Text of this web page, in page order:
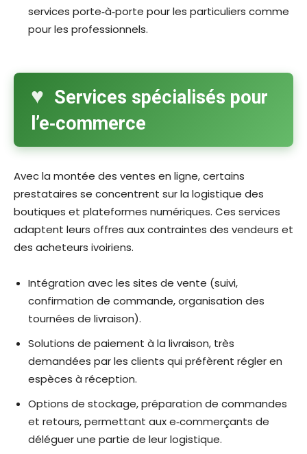
services porte‑à‑porte pour les particuliers comme
pour les professionnels.​
Services spécialisés pour
l’e‑commerce
Avec la montée des ventes en ligne, certains
prestataires se concentrent sur la logistique des
boutiques et plateformes numériques. Ces services
adaptent leurs offres aux contraintes des vendeurs et
des acheteurs ivoiriens.​
Intégration avec les sites de vente (suivi,
confirmation de commande, organisation des
tournées de livraison).​
Solutions de paiement à la livraison, très
demandées par les clients qui préfèrent régler en
espèces à réception.​
Options de stockage, préparation de commandes
et retours, permettant aux e‑commerçants de
déléguer une partie de leur logistique.​